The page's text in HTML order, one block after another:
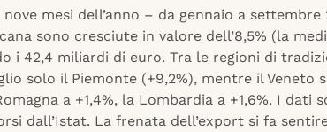
mesi dell’anno – da gennaio a
sono cresciute in valore dell’8,5% (la
i 42,4 miliardi di euro. Tra le regioni di
solo il Piemonte (+9,2%), mentre il Veneto
a +1,4%, la Lombardia a +1,6%. I dati
dall’Istat. La frenata dell’export si fa